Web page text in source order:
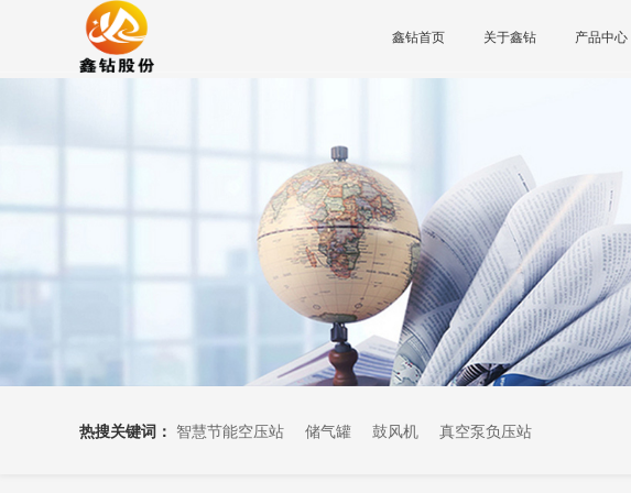
鑫钻首页 关于鑫钻 产品中心
热搜关键词： 智慧节能空压站 储气罐 鼓风机 真空泵负压站